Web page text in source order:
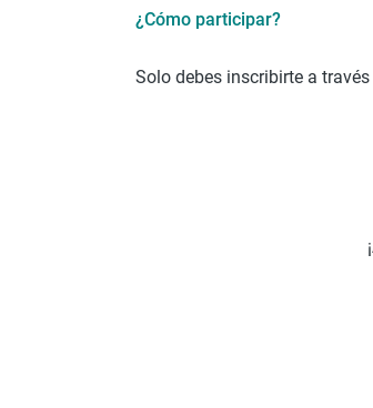
¿Cómo participar?
Solo debes inscribirte a